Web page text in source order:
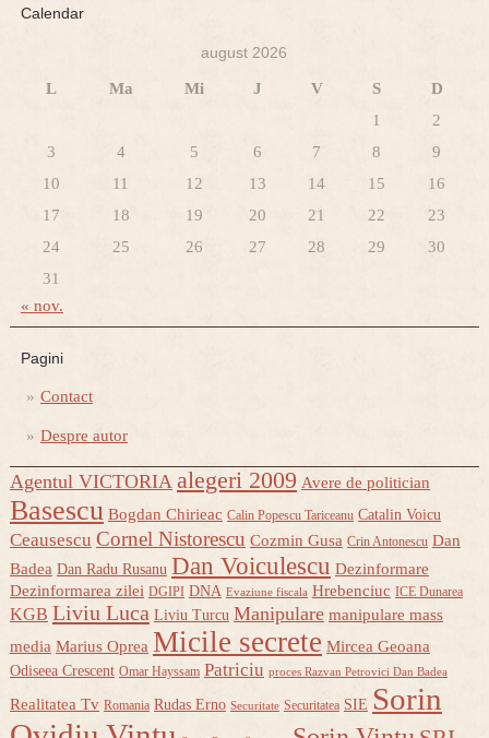
Calendar
august 2026
L Ma Mi J V S
D
1
2
3
4 5 6 7 8
9
10
11 12 13 14 15
16
17
18 19 20 21 22
23
24
25 26 27 28 29
30
31
« nov.
Pagini
Contact
Despre autor
Agentul VICTORIA alegeri 2009 Avere de politician
Basescu Bogdan Chirieac Calin Popescu Tariceanu Catalin Voicu
Ceausescu Cornel Nistorescu Cozmin Gusa Crin Antonescu Dan
Badea Dan Radu Rusanu Dan Voiculescu Dezinformare
Dezinformarea zilei DGIPI DNA Evaziune fiscala Hrebenciuc ICE Dunarea
KGB Liviu Luca Liviu Turcu Manipulare manipulare mass
media Marius Oprea Micile secrete Mircea Geoana
Odiseea Crescent Omar Hayssam Patriciu proces Razvan Petrovici Dan Badea
Realitatea Tv Romania Rudas Erno Securitate Securitatea SIE Sorin